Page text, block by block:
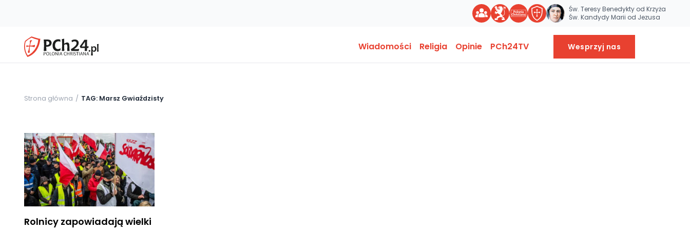
Św. Teresy Benedykty od Krzyża
Św. Kandydy Marii od Jezusa
Wiadomości Religia Opinie PCh24TV Wesprzyj nas
Strona główna TAG: Marsz Gwiaździsty
Rolnicy zapowiadają wielki